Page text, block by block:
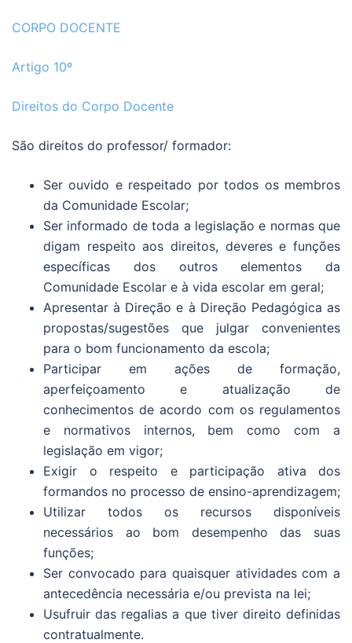
CORPO DOCENTE
Artigo 10º
Direitos do Corpo Docente
São direitos do professor/ formador:
Ser ouvido e respeitado por todos os membros
da Comunidade Escolar;
Ser informado de toda a legislação e normas que
digam respeito aos direitos, deveres e funções
específicas dos outros elementos da
Comunidade Escolar e à vida escolar em geral;
Apresentar à Direção e à Direção Pedagógica as
propostas/sugestões que julgar convenientes
para o bom funcionamento da escola;
Participar em ações de formação,
aperfeiçoamento e atualização de
conhecimentos de acordo com os regulamentos
e normativos internos, bem como com a
legislação em vigor;
Exigir o respeito e participação ativa dos
formandos no processo de ensino-aprendizagem;
Utilizar todos os recursos disponíveis
necessários ao bom desempenho das suas
funções;
Ser convocado para quaisquer atividades com a
antecedência necessária e/ou prevista na lei;
Usufruir das regalias a que tiver direito definidas
contratualmente.